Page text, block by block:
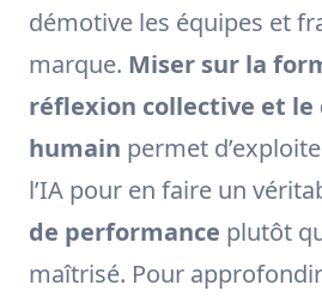
démotive les équipes et
marque. Miser sur la
réflexion collective et le
humain permet
l’IA pour en faire un
de performance plutôt
maîtrisé. Pour